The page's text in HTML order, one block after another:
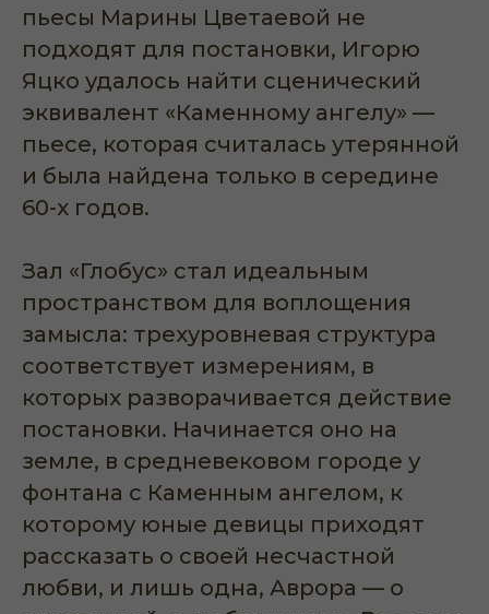
пьесы Марины Цветаевой не
подходят для постановки, Игорю
Яцко удалось найти сценический
эквивалент «Каменному ангелу» —
пьесе, которая считалась утерянной
и была найдена только в середине
60-х годов.
Зал «Глобус» стал идеальным
пространством для воплощения
замысла: трехуровневая структура
соответствует измерениям, в
которых разворачивается действие
постановки. Начинается оно на
земле, в средневековом городе у
фонтана с Каменным ангелом, к
которому юные девицы приходят
рассказать о своей несчастной
любви, и лишь одна, Аврора — о